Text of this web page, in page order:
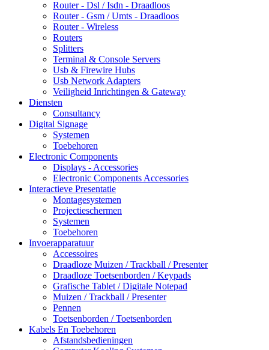
Router - Dsl / Isdn - Draadloos
Router - Gsm / Umts - Draadloos
Router - Wireless
Routers
Splitters
Terminal & Console Servers
Usb & Firewire Hubs
Usb Network Adapters
Veiligheid Inrichtingen & Gateway
Diensten
Consultancy
Digital Signage
Systemen
Toebehoren
Electronic Components
Displays - Accessories
Electronic Components Accessories
Interactieve Presentatie
Montagesystemen
Projectieschermen
Systemen
Toebehoren
Invoerapparatuur
Accessoires
Draadloze Muizen / Trackball / Presenter
Draadloze Toetsenborden / Keypads
Grafische Tablet / Digitale Notepad
Muizen / Trackball / Presenter
Pennen
Toetsenborden / Toetsenborden
Kabels En Toebehoren
Afstandsbedieningen